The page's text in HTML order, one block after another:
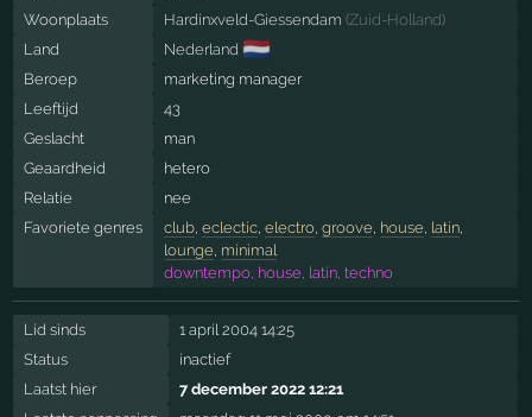
Woonplaats
Hardinxveld-Giessendam (Zuid-Holland)
Land
Nederland 🇳🇱
Beroep
marketing manager
Leeftijd
43
Geslacht
man
Geaardheid
hetero
Relatie
nee
Favoriete genres
club, eclectic, electro, groove house latin,
lounge minimal
downtempo, house, latin, techno
Lid sinds
1 april 2004 14:25
Status
inactief
Laatst hier
7 december 2022 12:21